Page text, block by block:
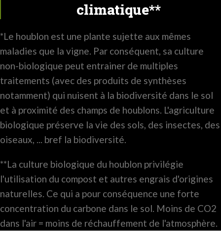
climatique**
*Le houblon est une plante sujette aux mêmes
maladies que la vigne. Par conséquent, sa culture
non-biologique peut entrainer de multiples
traitements (avec des produits de synthèses
notamment) qui nuisent à la biodiversité dans le sol
et à proximité des champs de houblons. L'agriculture
biologique préserve la vie des sols, des insectes, des
oiseaux, ... bref la biodiversité.
**La culture biologique du houblon privilégie
l'utilisation du compost et autres engrais d'origines
naturelles. Ce qui a pour conséquence une forte
concentration du carbone dans le sol. Moins de CO2
dans l'air = moins de réchauffement de l'atmosphère.